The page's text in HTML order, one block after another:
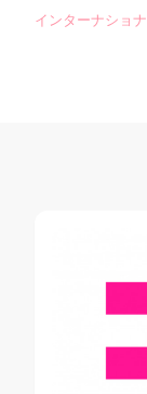
インターナショ